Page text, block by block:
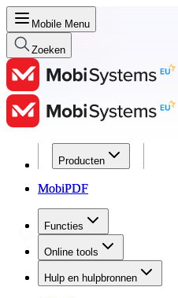
Mobile Menu
Zoeken
Producten
MobiPDF
Functies
Online tools
Hulp en hulpbronnen
Producten
MobiPDF
Functies
Online tools
Hulp en hulpbronnen